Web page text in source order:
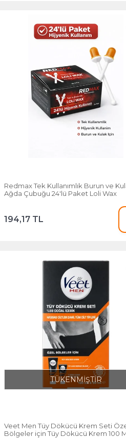
Redmax Tek Kullanımlık Burun ve
Ağda Çubuğu 24'lü Paket Loli Wax
194,17 TL
TÜKENMİŞTİR
Veet Men Tüy Dökücü Krem Seti
Bölgeler için Tüy Dökücü Krem 100 Ml